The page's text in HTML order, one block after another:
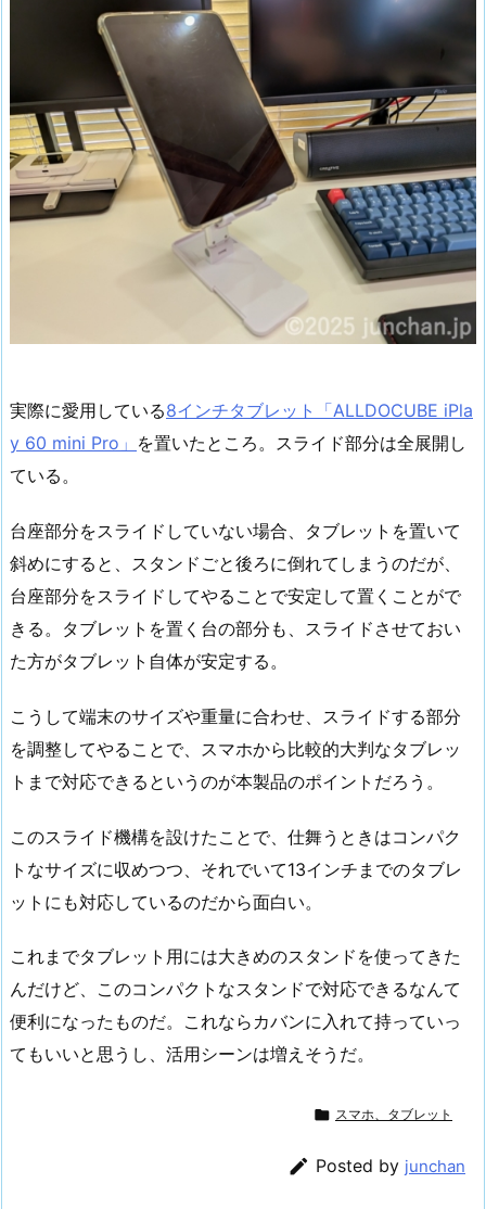
実際に愛用している8インチタブレット「ALLDOCUBE iPla
y 60 mini Pro」 を置いたところ。スライド部分は全展開し
ている。
台座部分をスライドしていない場合、タブレットを置いて
斜めにすると、スタンドごと後ろに倒れてしまうのだが、
台座部分をスライドしてやることで安定して置くことがで
きる。タブレットを置く台の部分も、スライドさせておい
た方がタブレット自体が安定する。
こうして端末のサイズや重量に合わせ、スライドする部分
を調整してやることで、スマホから比較的大判なタブレッ
トまで対応できるというのが本製品のポイントだろう。
このスライド機構を設けたことで、仕舞うときはコンパク
トなサイズに収めつつ、それでいて13インチまでのタブレ
ットにも対応しているのだから面白い。
これまでタブレット用には大きめのスタンドを使ってきた
んだけど、このコンパクトなスタンドで対応できるなんて
便利になったものだ。これならカバンに入れて持っていっ
てもいいと思うし、活用シーンは増えそうだ。
 スマホ、タブレット
 Posted by junchan